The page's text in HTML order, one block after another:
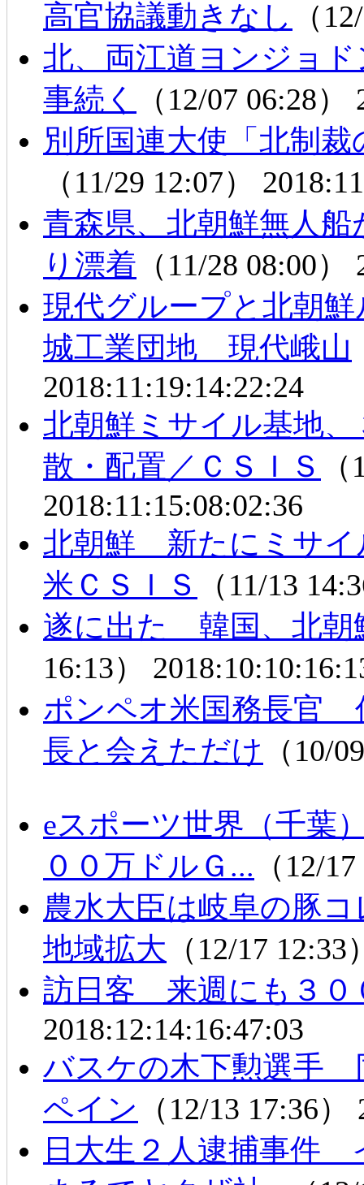
高官協議動きなし
（
北、両江道ヨンジョ
事続く
（12/07 06:28）
別所国連大使「北制
（11/29 12:07）
青森県、北朝鮮無人
り漂着 （11/28 08:00）
現代グループと北朝
城工業団地 現代峨山
2018:11:19:14:22:24
北朝鮮ミサイル基地
散・配置／ＣＳＩＳ
2018:11:15:08:02:36
北朝鮮 新たにミサイ
米ＣＳＩＳ
（11/13
遂に出た 韓国、北朝
16:13）
ポンペオ米国務長官
長と会えただけ （10/
eスポーツ世界（千葉
００万ドルＧ... （12/
農水大臣は岐阜の豚
地域拡大 （12/17
訪日客 来週にも３０
2018:12:14:16:47:03
バスケの木下勲選手
ペイン （12/13 17:36）
日大生２人逮捕事件